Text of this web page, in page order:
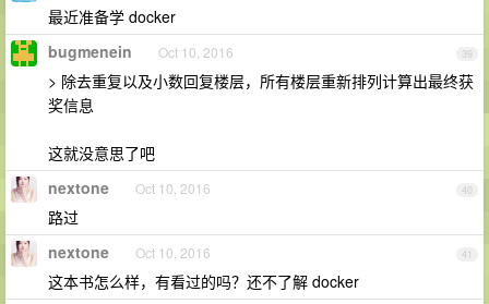
最近准备学 docker
39
bugmenein Oct 10, 2016
> 除去重复以及小数回复楼层，所有楼层重新排列计算出最终获
奖信息
这就没意思了吧
40
nextone Oct 10, 2016
路过
41
nextone Oct 10, 2016
这本书怎么样，有看过的吗？还不了解 docker